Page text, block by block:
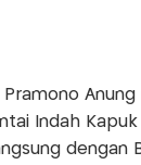
Indah
dengan